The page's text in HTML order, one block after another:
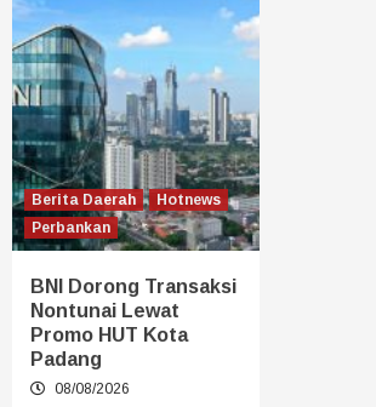
Berita Daerah
Hotnews
Perbankan
BNI Dorong Transaksi
Nontunai Lewat
Promo HUT Kota
Padang
08/08/2026